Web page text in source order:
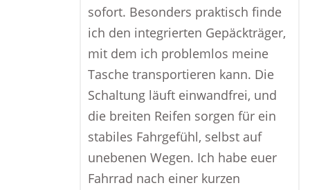
sofort. Besonders praktisch finde
ich den integrierten Gepäckträger,
mit dem ich problemlos meine
Tasche transportieren kann. Die
Schaltung läuft einwandfrei, und
die breiten Reifen sorgen für ein
stabiles Fahrgefühl, selbst auf
unebenen Wegen. Ich habe euer
Fahrrad nach einer kurzen